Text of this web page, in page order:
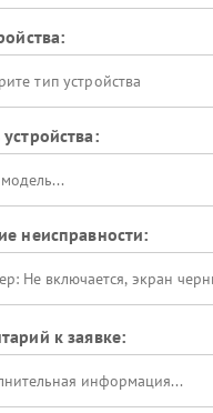
тип устройства
неисправности:
к заявке: